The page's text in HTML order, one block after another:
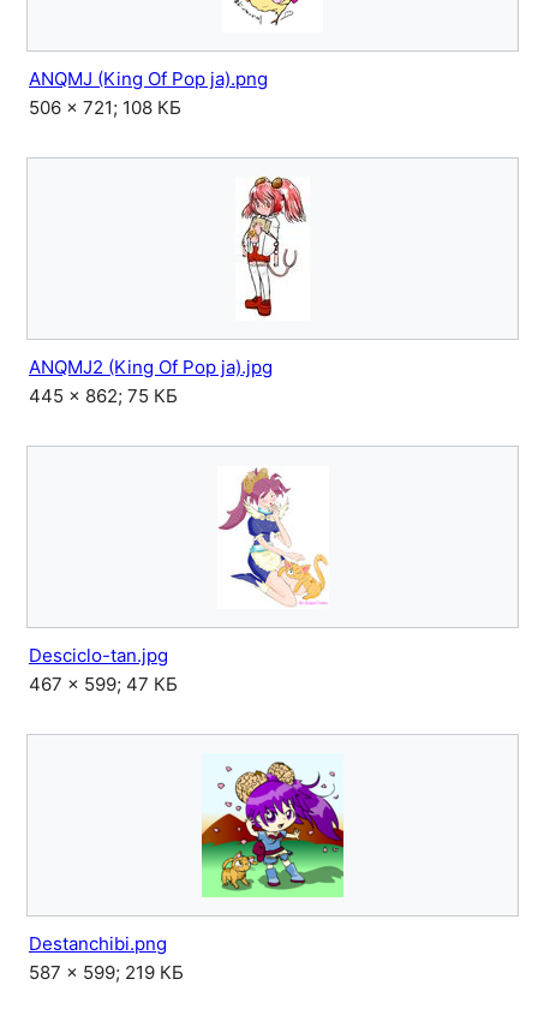
ANQMJ (King Of Pop ja).png
506 × 721; 108 КБ
ANQMJ2 (King Of Pop ja).jpg
445 × 862; 75 КБ
Desciclo-tan.jpg
467 × 599; 47 КБ
Destanchibi.png
587 × 599; 219 КБ